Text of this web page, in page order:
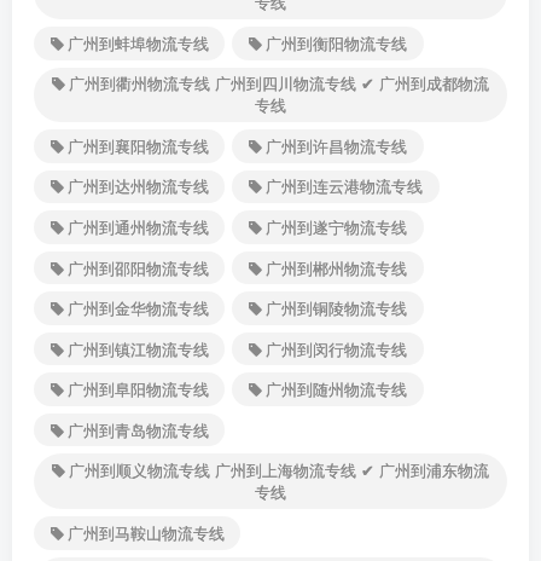
广州到蚌埠物流专线
广州到衡阳物流专线
广州到衢州物流专线 广州到四川物流专线 ✔ 广州到成都物流
专线
广州到襄阳物流专线
广州到许昌物流专线
广州到达州物流专线
广州到连云港物流专线
广州到通州物流专线
广州到遂宁物流专线
广州到邵阳物流专线
广州到郴州物流专线
广州到金华物流专线
广州到铜陵物流专线
广州到镇江物流专线
广州到闵行物流专线
广州到阜阳物流专线
广州到随州物流专线
广州到青岛物流专线
广州到顺义物流专线 广州到上海物流专线 ✔ 广州到浦东物流
专线
广州到马鞍山物流专线